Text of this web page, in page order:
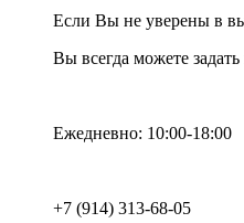
Если Вы не уверены в
Вы всегда можете
Ежедневно: 10:00-18:00
+7 (914) 313-68-05